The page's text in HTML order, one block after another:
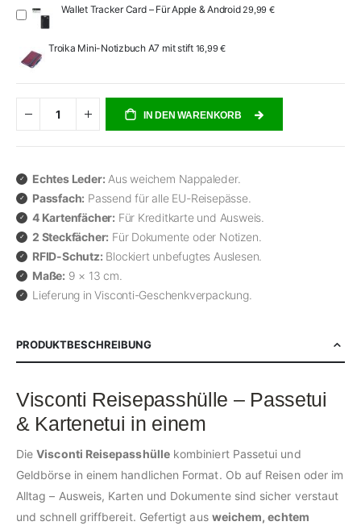
Wallet Tracker Card – Für Apple & Android29,99 €
Troika Mini-Notizbuch A7 mit stift 16,99 €
IN DEN WARENKORB
Echtes Leder: Aus weichem Nappaleder.
Passfach: Passend für alle EU-Reisepässe.
4 Kartenfächer: Für Kreditkarte und Ausweis.
2 Steckfächer: Für Dokumente oder Notizen.
RFID-Schutz: Blockiert unbefugtes Auslesen.
Maße: 9 × 13 cm.
Lieferung in Visconti-Geschenkverpackung.
PRODUKTBESCHREIBUNG
Visconti Reisepasshülle – Passetui
& Kartenetui in einem
DieVisconti Reisepasshüllekombiniert Passetui und
Geldbörse in einem handlichen Format. Ob auf Reisen oder im
Alltag – Ausweis, Karten und Dokumente sind sicher verstaut
und schnell griffbereit. Gefertigt aus weichem, echtem